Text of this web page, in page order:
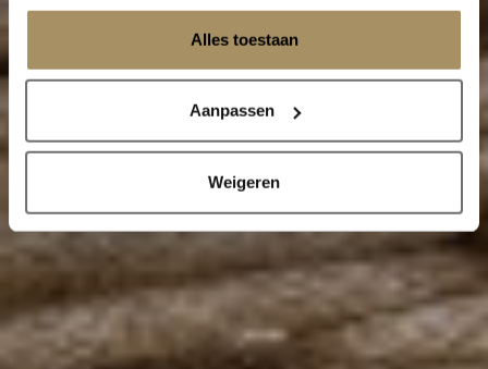
Alles toestaan
Aanpassen
Weigeren